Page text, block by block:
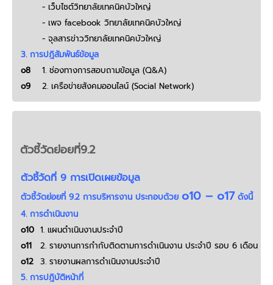
- เว็บไซต์วิทยาลัยเทคนิคบัวใหญ่
- เพจ facebook วิทยาลัยเทคนิคบัวใหญ่
- จุลสารข่าววิทยาลัยเทคนิคบัวใหญ่
3. การปฎิสัมพันธ์ข้อมูล
o8
1. ช่องทางการสอบถามข้อมูล (Q&A)
o9
2. เครือข่ายสังคมออนไลน์ (Social Network)
ตัวชี้วัดย่อยที่9.2
ตัวชี้วัดที่ 9 การเปิดเผยข้อมูล
ตัวชี้วัดย่อยที่ 9.2 การบริหารงาน ประกอบด้วย o10 – o17 ดังนี้
4. การดำเนินงาน
o10 1. แผนดำเนินงานประจำปี
o11
2. รายงานการกำกับติดตามการดำเนินงาน ประจำปี รอบ 6 เดือน
o12 3. รายงานผลการดำเนินงานประจำปี
5. การปฎิบัติหน้าที่